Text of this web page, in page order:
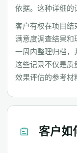
依据。这种详细的
客户有权在项目结
满意度调查结果和
一周内整理归档，
这些记录不仅是质
效果评估的参考材
客户如